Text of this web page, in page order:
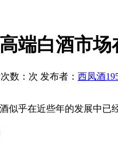
高端白酒市
数： 次 发布者： 西凤酒
似乎在近些年的发展中已